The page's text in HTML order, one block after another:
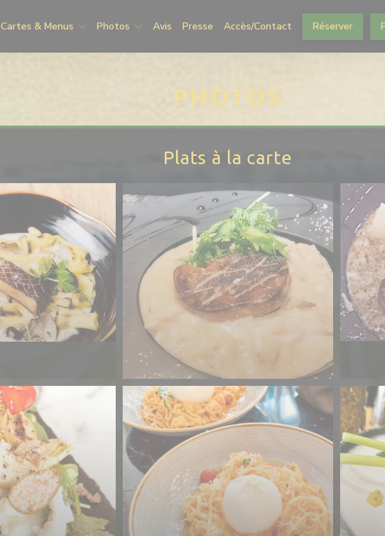
Cartes & Menus Photos Avis Presse Accès/Contact Réserver
PHOTOS
Plats à la carte